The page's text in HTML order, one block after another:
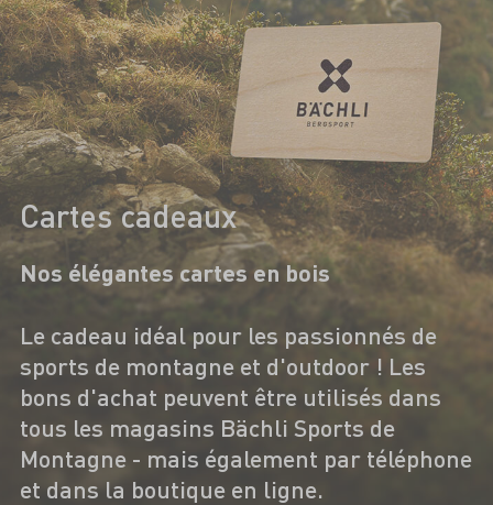
Cartes cadeaux
Nos élégantes cartes en bois
Le cadeau idéal pour les passionnés de
sports de montagne et d'outdoor ! Les
bons d'achat peuvent être utilisés dans
tous les magasins Bächli Sports de
Montagne - mais également par téléphone
et dans la boutique en ligne.